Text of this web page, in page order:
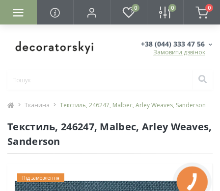
0 0 0
+38 (044) 333 47 56
Замовити дзвінок
Тканина Текстиль, 246247, Malbec, Arley Weaves, Sanderson
Текстиль, 246247, Malbec, Arley Weaves,
Sanderson
Під замовлення